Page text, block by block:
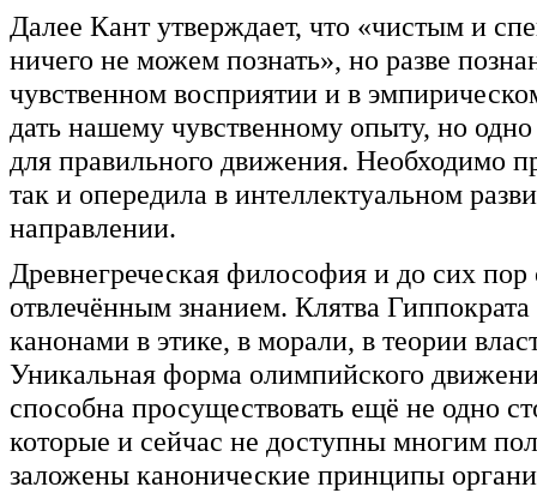
Далее Кант утверждает, что «чистым и
ничего не можем познать», но разве
чувственном восприятии и в
дать нашему чувственному опыту, но
для правильного движения. Необходимо
так и опередила в интеллектуальном
направлении.
Древнегреческая философия и до сих
отвлечённым знанием. Клятва
канонами в этике, в морали, в теории
Уникальная форма олимпийского
способна просуществовать ещё не одно
которые и сейчас не доступны многим
заложены канонические принципы